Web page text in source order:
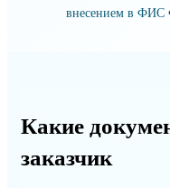
внесением в
Какие
заказчик